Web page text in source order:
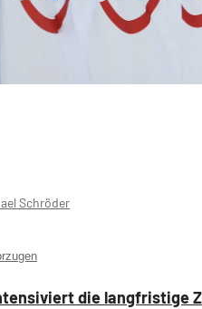
Schröder
die langfristige